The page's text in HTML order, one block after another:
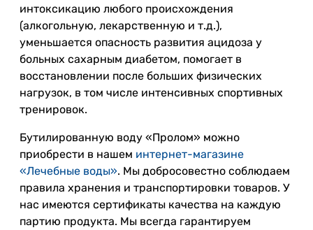
интоксикацию любого происхождения
(алкогольную, лекарственную и т.д.),
уменьшается опасность развития ацидоза у
больных сахарным диабетом, помогает в
восстановлении после больших физических
нагрузок, в том числе интенсивных спортивных
тренировок.
Бутилированную воду «Пролом» можно
приобрести в нашем интернет-магазине
«Лечебные воды». Мы добросовестно соблюдаем
правила хранения и транспортировки товаров. У
нас имеются сертификаты качества на каждую
партию продукта. Мы всегда гарантируем